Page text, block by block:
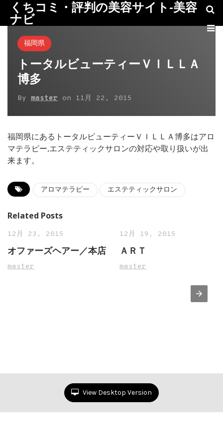
くちコミ・評判の美容サイト-美容
ナビ
福岡県
トータルビューティーＶＩＬＬＡ
博多
By master on 11月 22, 2015
福岡県にあるトータルビューティーＶＩＬＬＡ博多はアロ
マテラピー,エステティックサロンの対応や取り扱いが出
来ます。
アロマテラピー エステティックサロン
Related Posts
12月 23, 2015
オファーズヘアー／本店
master
12月 19, 2015
ＡＲＴ
master
View Desktop Version